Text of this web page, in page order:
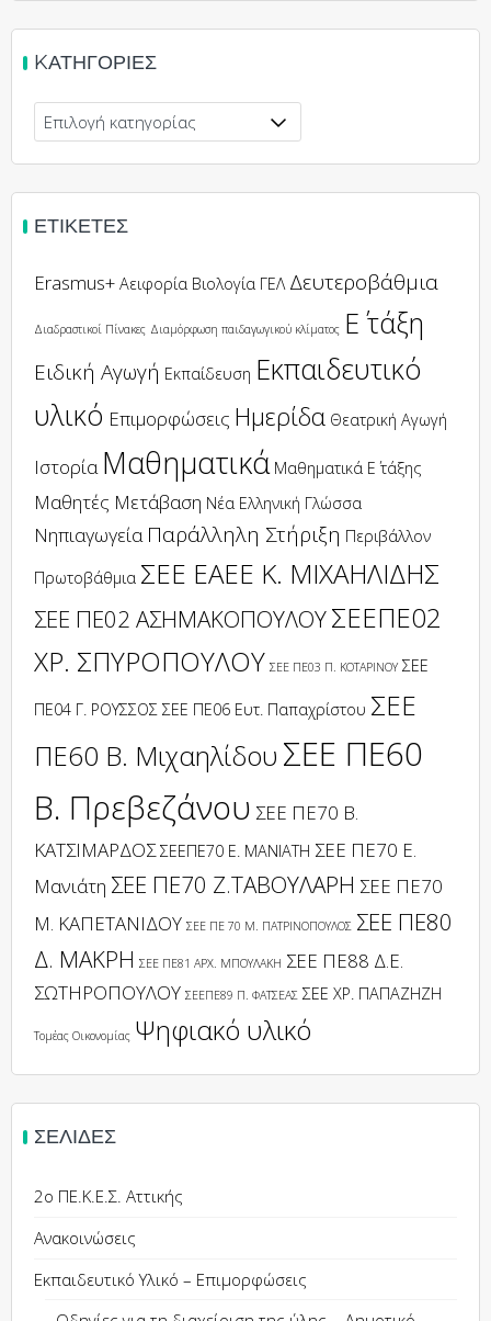
KΑΤΗΓΟΡΊΕΣ
Kατηγορίες
ΕΤΙΚΈΤΕΣ
Erasmus+ Αειφορία Βιολογία ΓΕΛ Δευτεροβάθμια
Διαδραστικοί Πίνακες Διαμόρφωση παιδαγωγικού κλίματος Ε΄ τάξη
Ειδική Αγωγή Εκπαίδευση Εκπαιδευτικό
υλικό Επιμορφώσεις Ημερίδα Θεατρική Αγωγή
Ιστορία Μαθηματικά Μαθηματικά Ε΄ τάξης
Μαθητές Μετάβαση Νέα Ελληνική Γλώσσα
Νηπιαγωγεία Παράλληλη Στήριξη Περιβάλλον
Πρωτοβάθμια ΣΕΕ ΕΑΕΕ Κ. ΜΙΧΑΗΛΙΔΗΣ
ΣΕΕ ΠΕ02 ΑΣΗΜΑΚΟΠΟΥΛΟΥΣΕΕΠΕ02
ΧΡ. ΣΠΥΡΟΠΟΥΛΟΥ ΣΕΕ ΠΕ03 Π. ΚΟΤΑΡΙΝΟΥ ΣΕΕ
ΠΕ04 Γ. ΡΟΥΣΣΟΣ ΣΕΕ ΠΕ06 Ευτ. Παπαχρίστου ΣΕΕ
ΠΕ60 Β. Μιχαηλίδου ΣΕΕ ΠΕ60
Β. Πρεβεζάνου ΣΕΕ ΠΕ70 Β.
ΚΑΤΣΙΜΑΡΔΟΣ ΣΕΕΠΕ70 Ε. ΜΑΝΙΑΤΗ ΣΕΕ ΠΕ70 Ε.
Μανιάτη ΣΕΕ ΠΕ70 Ζ.ΤΑΒΟΥΛΑΡΗ ΣΕΕ ΠΕ70
Μ. ΚΑΠΕΤΑΝΙΔΟΥ ΣΕΕ ΠΕ 70 Μ. ΠΑΤΡΙΝΟΠΟΥΛΟΣ ΣΕΕ ΠΕ80
Δ. ΜΑΚΡΗ ΣΕΕ ΠΕ81 ΑΡΧ. ΜΠΟΥΛΑΚΗ ΣΕΕ ΠΕ88 Δ.Ε.
ΣΩΤΗΡΟΠΟΥΛΟΥ ΣΕΕΠΕ89 Π. ΦΑΤΣΕΑΣ ΣΕΕ ΧΡ. ΠΑΠΑΖΗΖΗ
Τομέας Οικονομίας Ψηφιακό υλικό
ΣΕΛΊΔΕΣ
2ο ΠΕ.Κ.Ε.Σ. Αττικής
Ανακοινώσεις
Εκπαιδευτικό Υλικό – Επιμορφώσεις